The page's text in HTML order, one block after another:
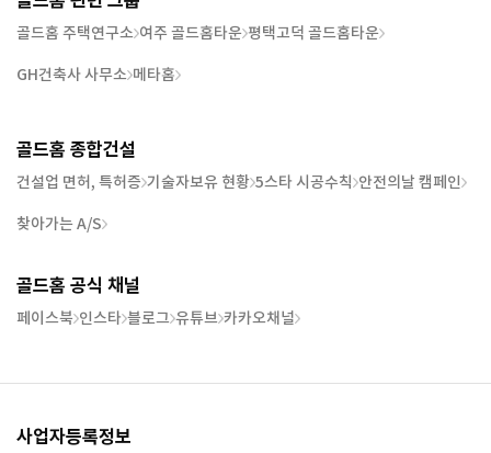
골드홈 주택연구소 여주 골드홈타운 평택고덕 골드홈타운
GH건축사 사무소 메타홈
골드홈 종합건설
건설업 면허, 특허증 기술자보유 현황 5스타 시공수칙 안전의날 캠페인
찾아가는 A/S
골드홈 공식 채널
페이스북 인스타 블로그 유튜브 카카오채널
사업자등록정보